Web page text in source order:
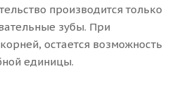
производится только
зубы. При
остается возможность
единицы.